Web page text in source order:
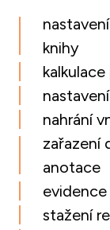
knihy
nahrání
zařazení
anotace
stažení